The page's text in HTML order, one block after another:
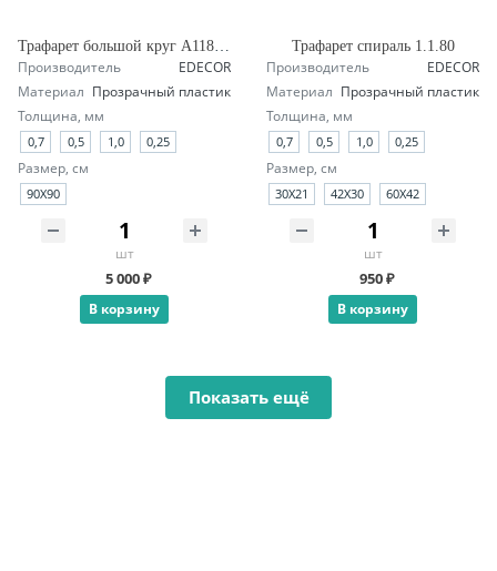
Трафарет большой круг А118 четверть
Производитель
EDECOR
Материал Прозрачный пластик
Толщина, мм
0,7 0,5 1,0 0,25
Размер, см
90X90
шт
5 000 ₽
В корзину
Трафарет спираль 1.1.80
Производитель
EDECOR
Материал Прозрачный пластик
Толщина, мм
0,7 0,5 1,0 0,25
Размер, см
30X21 42X30 60X42
шт
950 ₽
В корзину
Показать ещё